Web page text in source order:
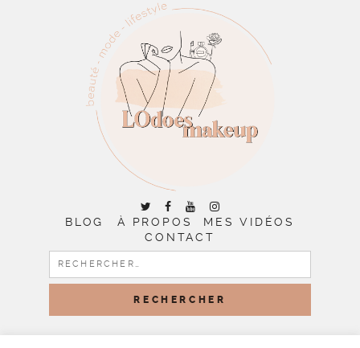
BLOG À PROPOS
MES VIDÉOS
CONTACT
RECHERCHER :